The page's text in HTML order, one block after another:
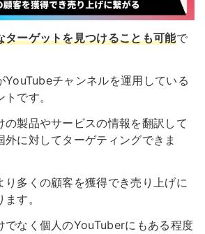
ターゲットを見つけることも可能で
YouTubeチャンネルを運用している
です。
の製品やサービスの情報を翻訳して
外に対してターゲティングできま
り多くの顧客を獲得でき売り上げに
す。
でなく個人のYouTuberにもある程度